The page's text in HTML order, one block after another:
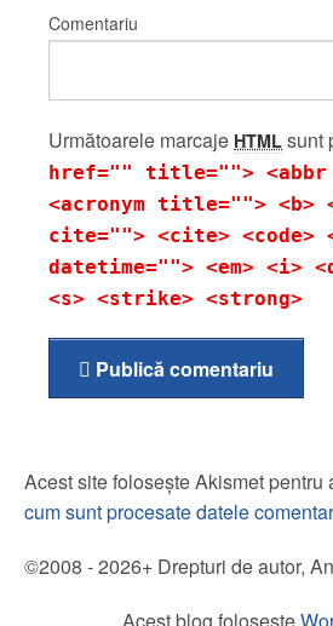
Comentariu
Următoarele marcaje HTML sunt
href="" title="">
<acronym title=""> <b>
cite=""> <cite> <code>
datetime=""> <em> <i>
<s> <strike> <strong>
Publică comentariu
Acest site folosește Akismet pentru
cum sunt procesate datele
©2008 - 2026+ Drepturi de autor,